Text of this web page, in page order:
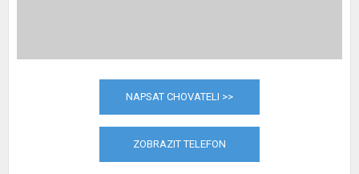
NAPSAT CHOVATELI >>
ZOBRAZIT TELEFON